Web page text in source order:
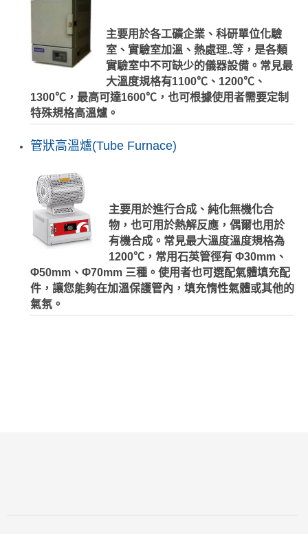
主要用於各工礦企業、科研單位化驗
室、實驗室加溫、熱處理..等，是各類
實驗室中不可缺少的儀器設備。常見最
大溫度規格有1100℃、1200℃、
1300℃，最高可達1600℃，也可根據使用者需要定制
特殊規格高溫爐。
管狀高溫爐(Tube Furnace)
主要用於進行合成、純化無機化合
物，也可用於熱解反應，偶爾也用於
有機合成。常見最大溫度溫度規格為
1200℃，常用石英管徑有 Φ30mm、
Φ50mm、Φ70mm 三種。使用者也可選配氣體填充配
件，讓您能夠在加溫保護管內，填充惰性氣體或其他的
氣氛。